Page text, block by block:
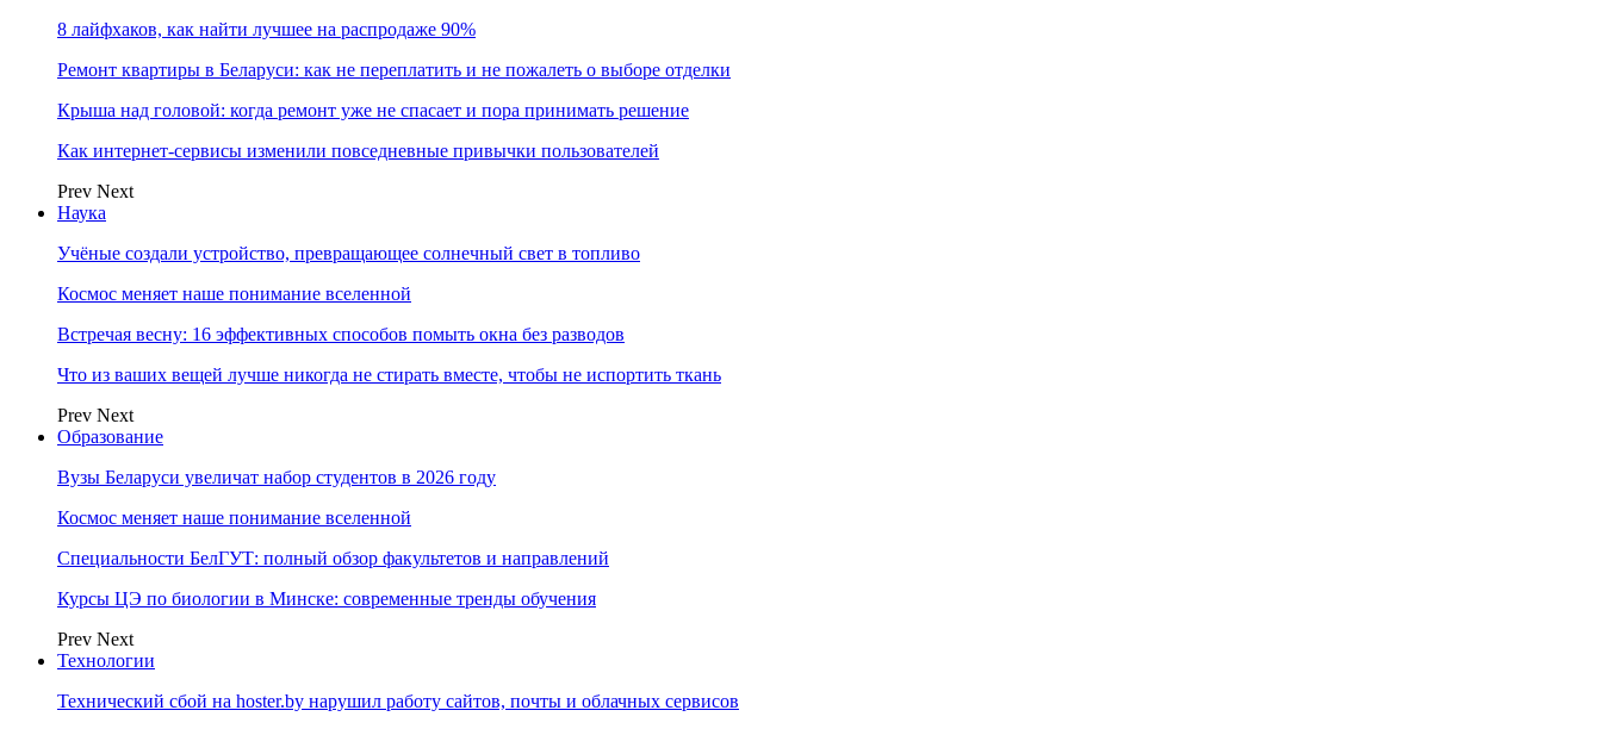
8 лайфхаков, как найти лучшее на распродаже 90%
Ремонт квартиры в Беларуси: как не переплатить и не пожалеть о выборе отделки
Крыша над головой: когда ремонт уже не спасает и пора принимать решение
Как интернет-сервисы изменили повседневные привычки пользователей
Prev Next
Наука
Учёные создали устройство, превращающее солнечный свет в топливо
Космос меняет наше понимание вселенной
Встречая весну: 16 эффективных способов помыть окна без разводов
Что из ваших вещей лучше никогда не стирать вместе, чтобы не испортить ткань
Prev Next
Образование
Вузы Беларуси увеличат набор студентов в 2026 году
Космос меняет наше понимание вселенной
Специальности БелГУТ: полный обзор факультетов и направлений
Курсы ЦЭ по биологии в Минске: современные тренды обучения
Prev Next
Технологии
Технический сбой на hoster.by нарушил работу сайтов, почты и облачных сервисов